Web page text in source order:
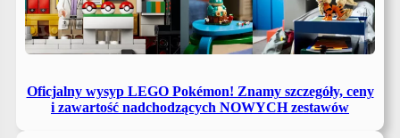
Oficjalny wysyp LEGO Pokémon! Znamy szczegóły, ceny
i zawartość nadchodzących NOWYCH zestawów